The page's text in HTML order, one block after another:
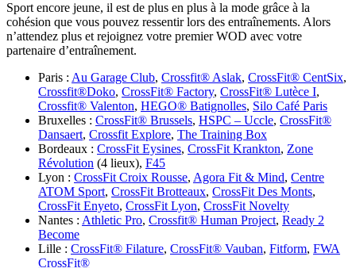
Sport encore jeune, il est de plus en plus à la mode grâce à la
cohésion que vous pouvez ressentir lors des entraînements. Alors
n’attendez plus et rejoignez votre premier WOD avec votre
partenaire d’entraînement.
Paris : Au Garage Club, Crossfit® Aslak, CrossFit® CentSix,
Crossfit®Doko, CrossFit® Factory, CrossFit® Lutèce I,
Crossfit® Valenton, HEGO® Batignolles, Silo Café Paris
Bruxelles : CrossFit® Brussels, HSPC – Uccle, CrossFit®
Dansaert, Crossfit Explore, The Training Box
Bordeaux : CrossFit Eysines, CrossFit Krankton, Zone
Révolution (4 lieux), F45
Lyon : CrossFit Croix Rousse, Agora Fit & Mind, Centre
ATOM Sport, CrossFit Brotteaux, CrossFit Des Monts,
CrossFit Enyeto, CrossFit Lyon, CrossFit Novelty
Nantes : Athletic Pro, Crossfit® Human Project, Ready 2
Become
Lille : CrossFit® Filature, CrossFit® Vauban, Fitform, FWA
CrossFit®